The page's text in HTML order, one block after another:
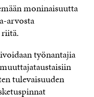
moninaisuutta
arvosta
työnantajia
tulevaisuuden